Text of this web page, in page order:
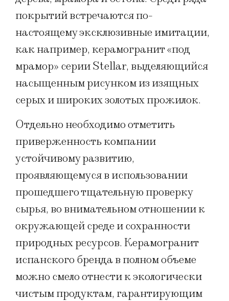
покрытий встречаются по-
настоящему эксклюзивные имитации,
как например, керамогранит «под
мрамор» серии Stellar, выделяющийся
насыщенным рисунком из изящных
серых и широких золотых прожилок.
Отдельно необходимо отметить
приверженность компании
устойчивому развитию,
проявляющемуся в использовании
прошедшего тщательную проверку
сырья, во внимательном отношении к
окружающей среде и сохранности
природных ресурсов. Керамогранит
испанского бренда в полном объеме
можно смело отнести к экологически
чистым продуктам, гарантирующим